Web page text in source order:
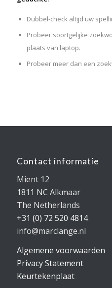
Dubbel-check altijd uw
Probeer soortgelijke
plaats van laptop.
Probeer meer dan een
Contact informatie
Mient 12
1811 NC Alkmaar
The Netherlands
+31 (0) 72 520 4814
info@marclange.nl
Algemene voorwaarden
Privacy Statement
Keurtekenplaat